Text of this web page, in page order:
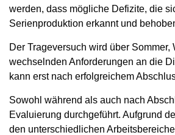
werden, dass mögliche Defizite, die
Serienproduktion erkannt und
Der Trageversuch wird über
wechselnden Anforderungen an die
kann erst nach erfolgreichem
Sowohl während als auch nach
Evaluierung durchgeführt. Aufgrund
den unterschiedlichen